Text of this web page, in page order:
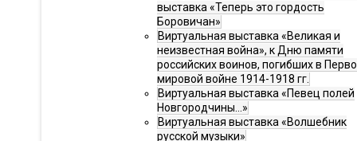
выставка «Теперь это гордость
Боровичан»
Виртуальная выставка «Великая и
неизвестная война», к Дню памяти
российских воинов, погибших в
мировой войне 1914-1918 гг.
Виртуальная выставка «Певец полей
Новгородчины…»
Виртуальная выставка «Волшебник
русской музыки»